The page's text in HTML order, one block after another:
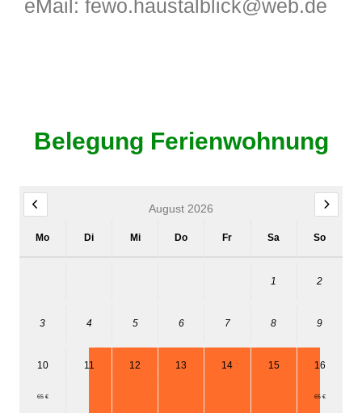
eMail: fewo.haustalblick@web.de
Belegung Ferienwohnung
August 2026
Mo Di Mi Do Fr Sa So
1 2
3 4 5 6 7 8 9
10
65 €
11 12 13 14 15 16
65 €